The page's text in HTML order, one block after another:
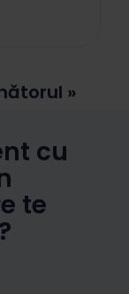
»
cu
te